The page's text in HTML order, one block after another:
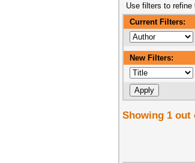
Use filters to refine
Current Filters:
New Filters:
Showing 1 out